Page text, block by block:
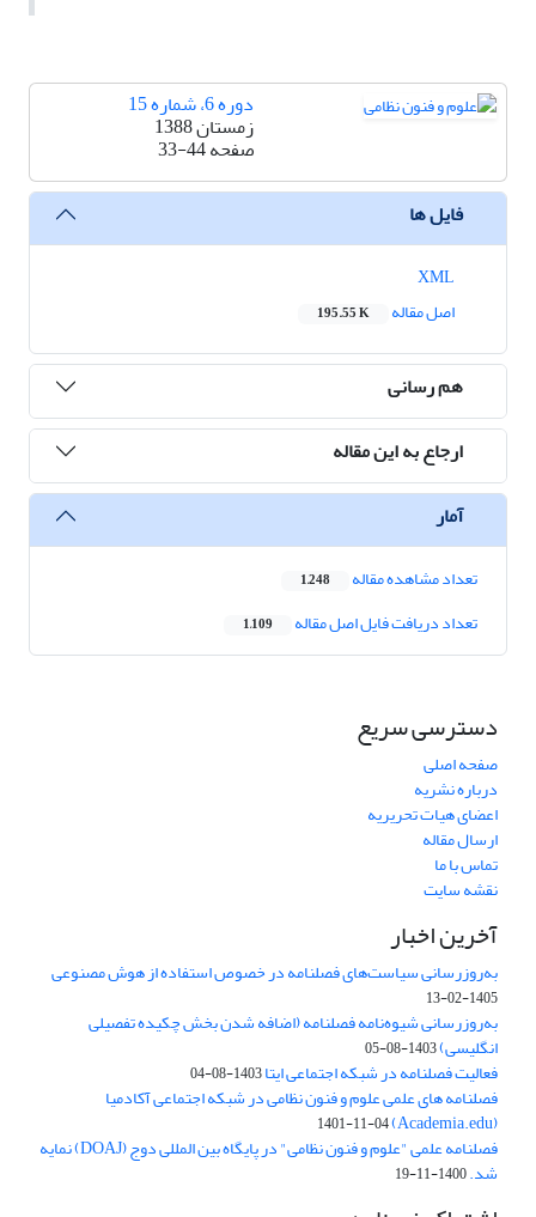
دوره 6، شماره 15
زمستان 1388
صفحه33-44
فایل ها
اصل مقاله
195.55 K
هم رسانی
ارجاع به این مقاله
آمار
تعداد مشاهده مقاله 1,248
تعداد دریافت فایل اصل مقاله 1,109
دسترسی سریع
صفحه اصلی
درباره نشریه
اعضای هیات تحریریه
ارسال مقاله
تماس با ما
نقشه سایت
آخرین اخبار
به‌روزرسانی سیاست‌های فصلنامه در خصوص استفاده از هوش مصنوعی
1405-02-13
به‌روزرسانی شیوه‌نامه فصلنامه (اضافه شدن بخش چکیده تفصیلی
انگلیسی)1403-08-05
فعالیت فصلنامه در شبکه اجتماعی ایتا1403-08-04
فصلنامه های علمی علوم و فنون نظامی در شبکه اجتماعی آکادمیا
(Academia.edu)
1401-11-04
فصلنامه علمی "علوم و فنون نظامی" در پایگاه بین المللی دوج (DOAJ) نمایه
شد.1400-11-19